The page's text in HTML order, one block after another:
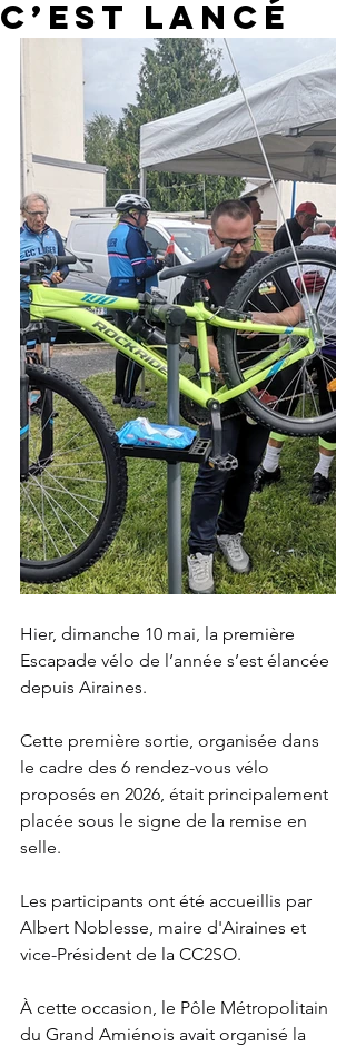
c’est lancé
Hier, dimanche 10 mai, la première
Escapade vélo de l’année s’est élancée
depuis Airaines.
Cette première sortie, organisée dans
le cadre des 6 rendez-vous vélo
proposés en 2026, était principalement
placée sous le signe de la remise en
selle.
Les participants ont été accueillis par
Albert Noblesse, maire d'Airaines et
vice-Président de la CC2SO.
À cette occasion, le Pôle Métropolitain
du Grand Amiénois avait organisé la